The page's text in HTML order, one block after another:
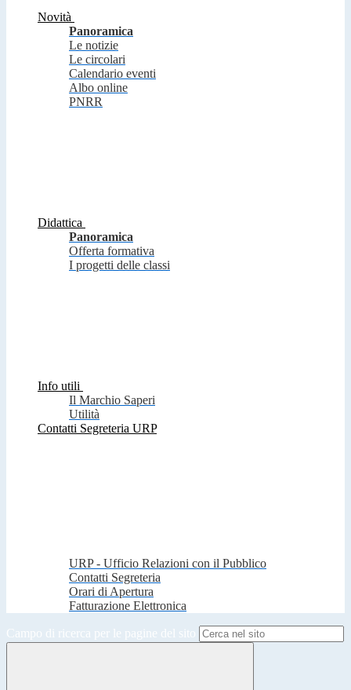
Novità
Panoramica
Le notizie
Le circolari
Calendario eventi
Albo online
PNRR
Didattica
Panoramica
Offerta formativa
I progetti delle classi
Info utili
Il Marchio Saperi
Utilità
Contatti Segreteria URP
URP - Ufficio Relazioni con il Pubblico
Contatti Segreteria
Orari di Apertura
Fatturazione Elettronica
Campo di ricerca per le pagine del sito